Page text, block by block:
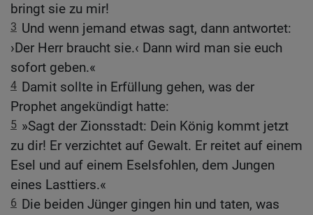
bringt sie zu mir!
3 Und wenn jemand etwas sagt, dann antwortet:
›Der Herr braucht sie.‹ Dann wird man sie euch
sofort geben.«
4 Damit sollte in Erfüllung gehen, was der
Prophet angekündigt hatte:
5 »Sagt der Zionsstadt: Dein König kommt jetzt
zu dir! Er verzichtet auf Gewalt. Er reitet auf einem
Esel und auf einem Eselsfohlen, dem Jungen
eines Lasttiers.«
6 Die beiden Jünger gingen hin und taten, was